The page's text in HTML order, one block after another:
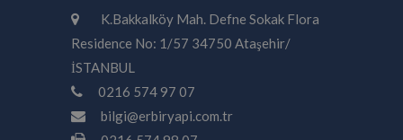
K.Bakkalköy Mah. Defne Sokak Flora
Residence No: 1/57 34750 Ataşehir/
İSTANBUL
0216 574 97 07
bilgi@erbiryapi.com.tr